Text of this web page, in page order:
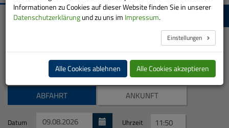
Bilder-
Show
Fahrplanauskunft Echtzeitauskunft Fahrplanänderungen
ABFAHRT ANKUNFT
Datum Uhrzeit
Informationen zu Cookies auf dieser Website finden Sie in unserer
Datenschutzerklärungund zu uns im Impressum.
Einstellungen
Alle Cookies ablehnen Alle Cookies akzeptieren